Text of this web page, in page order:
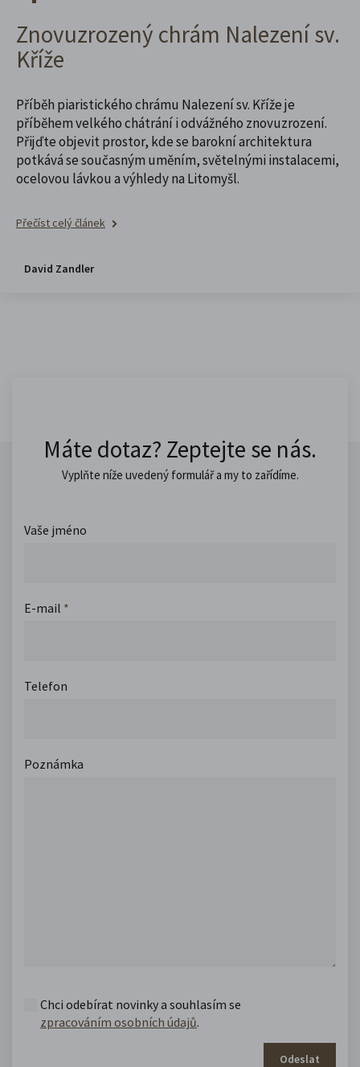
Znovuzrozený chrám Nalezení sv.
Kříže
Příběh piaristického chrámu Nalezení sv. Kříže je
příběhem velkého chátrání i odvážného znovuzrození.
Přijďte objevit prostor, kde se barokní architektura
potkává se současným uměním, světelnými instalacemi,
ocelovou lávkou a výhledy na Litomyšl.
Přečíst celý článek
David Zandler
Máte dotaz? Zeptejte se nás.
Vyplňte níže uvedený formulář a my to zařídíme.
Vaše jméno
E-mail *
Telefon
Poznámka
Chci odebírat novinky a souhlasím se
zpracováním osobních údajů.
Odeslat